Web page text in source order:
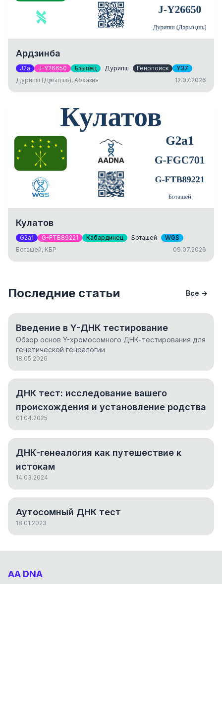
Ардзинба
J2a J-Y26650 Бзыпец Дурипш Генопоиск
Y37
Дурипш (Дәрыԥшь), Абхазия
12.07.2026
Кулатов
G2a1 G-FTB89221 Кабардинец Боташей
WGS
Боташей, КБР
09.07.2026
Последние статьи Все →
Введение в Y-ДНК тестирование
Обзор основ Y-хромосомного ДНК-тестирования для
генетической генеалогии
18.05.2026
ДНК тест: исследование вашего
происхождения и установление родства
01.04.2025
ДНК-генеалогия как путешествие к
истокам
14.03.2024
Аутосомный ДНК тест
18.01.2023
AA DNA